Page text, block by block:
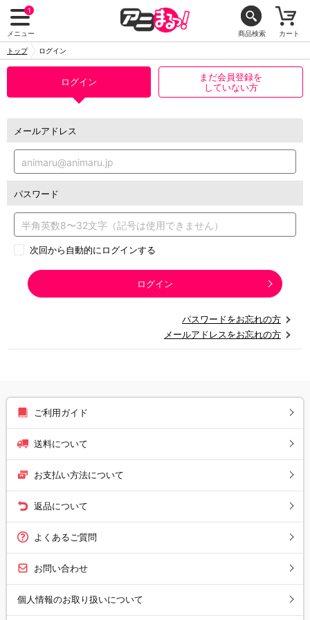
1
メニュー 商品検索 カート
トップ ログイン
ログイン
まだ会員登録を
していない方
メールアドレス
パスワード
次回から自動的にログインする
ログイン
パスワードをお忘れの方
メールアドレスをお忘れの方
ご利用ガイド
送料について
お支払い方法について
返品について
よくあるご質問
お問い合わせ
個人情報のお取り扱いについて